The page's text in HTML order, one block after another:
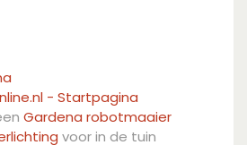
- Startpagina
Gardena robotmaaier
voor in de tuin